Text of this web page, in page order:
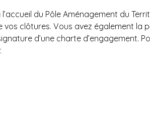
du Pôle Aménagement du
clôtures. Vous avez également la
d’une charte d’engagement.
.